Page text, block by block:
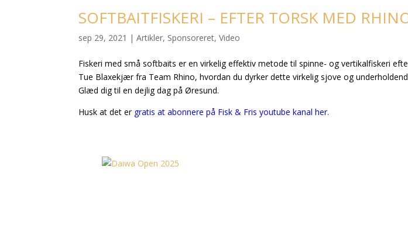
SOFTBAITFISKERI – EFTER TORSK MED
sep 29, 2021 |Artikler, Sponsoreret,Video
Fiskeri med små softbaits er en virkelig effektiv metode til spinne- og vertikalfiskeri
Tue Blaxekjær fra Team Rhino, hvordan du dyrker dette virkelig sjove og
Glæd dig til en dejlig dag på Øresund.
Husk at det er gratis at abonnere på Fisk & Fris youtube kanal her.